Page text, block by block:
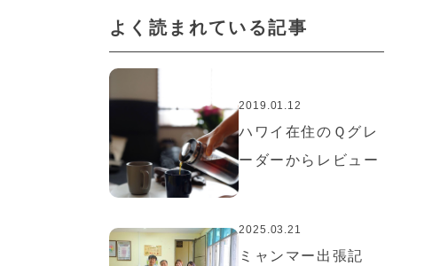
よく読まれている記事
2019.01.12
ハワイ在住のＱグレ
ーダーからレビュー
2025.03.21
ミャンマー出張記